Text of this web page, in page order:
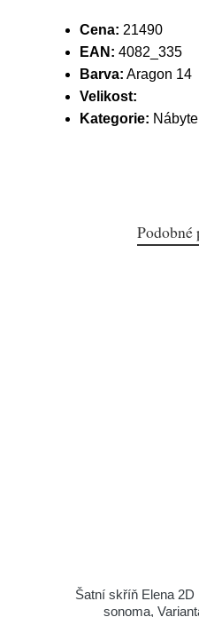
Cena: 21490
EAN: 4082_335
Barva: Aragon 14
Velikost:
Kategorie:
Šatní skříň Elena
sonoma,